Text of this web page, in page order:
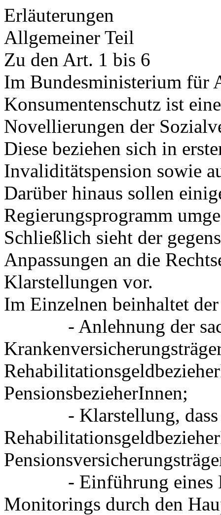
Erläuterungen
Allgemeiner Teil
Zu den Art. 1 bis 6
Im Bundesministerium für
Konsumentenschutz ist
Novellierungen der
Diese beziehen sich in
Invaliditätspension sowie
Darüber hinaus sollen
Regierungsprogramm
Schließlich sieht der
Anpassungen an die
Klarstellungen vor.
Im Einzelnen beinhaltet
- Anlehnung der
PensionsbezieherInnen;
- Klarstellung, dass
- Einführung eines
Monitorings durch den